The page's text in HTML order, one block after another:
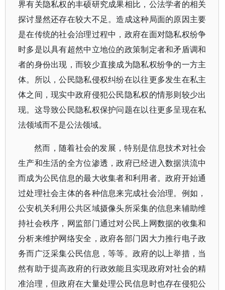
界有关隐私权的丰硕研究成果相比，公法学者的相关
探讨显然还存在较大不足。造成这种局面的原因主要
是在传统的社会治理过程中，政府在面对隐私权纷争
时多是以具有超然中立地位的政策制定者和矛盾调和
者的身份出现，而较少直接成为隐私权纷争的一方主
体。所以，公民隐私侵权纠纷在以往更多发生在私主
体之间，现实中政府侵犯公民隐私权的情形则较少出
现。这导致公民隐私权保护问题在以往更多呈现在私
法领域而不是公法领域。
然而，随着社会的发展，特别是信息技术对社会
生产和生活的全方位渗透，政府已经进入数据洪流中
而成为公民信息的最大收集者和利用者。政府开始通
过处理社会主体的各种信息来完成社会治理。例如，
公安机关利用公共区域摄像头所采集的信息来辅助维
持社会秩序，网监部门通过对公民上网数据的收集和
分析来维护网络安全，政府各部门因大力推行电子政
务而广泛采集公民信息，等等。政府的以上举措，当
然有助于提高政府的行政效能且实现政府对社会的精
准治理，但政府在大量处理公民信息时也存在侵犯公